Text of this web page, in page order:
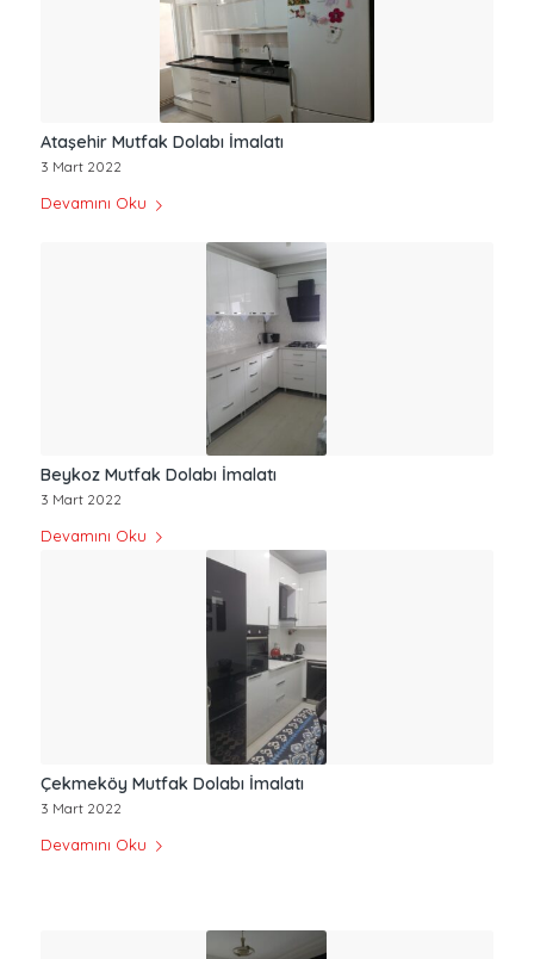
Ataşehir Mutfak Dolabı İmalatı
3 Mart 2022
Devamını Oku
Beykoz Mutfak Dolabı İmalatı
3 Mart 2022
Devamını Oku
Çekmeköy Mutfak Dolabı İmalatı
3 Mart 2022
Devamını Oku